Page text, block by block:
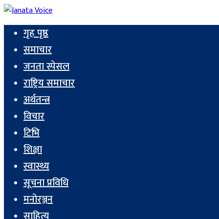
गृह पृष्ठ
समाचार
जनता स्पेसल
राष्ट्रिय समाचार
अर्थतन्त्र
विचार
टिभि
शिक्षा
स्वास्थ्य
सूचना प्रविधि
मनोरञ्जन